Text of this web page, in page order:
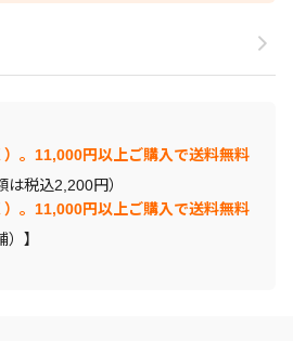
。11,000円以上ご購入で送料無料
は税込2,200円）
。11,000円以上ご購入で送料無料
】